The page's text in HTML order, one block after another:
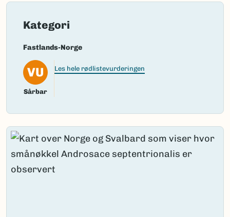
Kategori
Fastlands-Norge
VU
Sårbar
Les hele rødlistevurderingen